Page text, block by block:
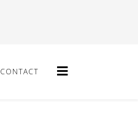
CONTACT